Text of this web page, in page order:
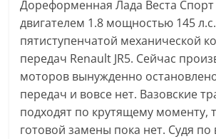
Дореформенная Лада Веста
двигателем 1.8 мощностью 145
пятиступенчатой механической
передач Renault JR5. Сейчас
моторов вынужденно
передач и вовсе нет. Вазовские
подходят по крутящему моменту,
готовой замены пока нет. Судя по